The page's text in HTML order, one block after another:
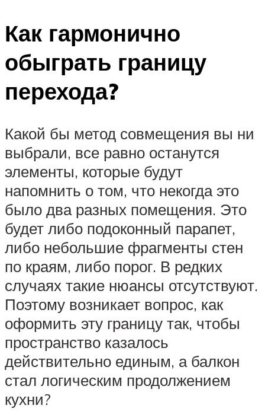
Как гармонично
обыграть границу
перехода?
Какой бы метод совмещения вы ни
выбрали, все равно останутся
элементы, которые будут
напомнить о том, что некогда это
было два разных помещения. Это
будет либо подоконный парапет,
либо небольшие фрагменты стен
по краям, либо порог. В редких
случаях такие нюансы отсутствуют.
Поэтому возникает вопрос, как
оформить эту границу так, чтобы
пространство казалось
действительно единым, а балкон
стал логическим продолжением
кухни?